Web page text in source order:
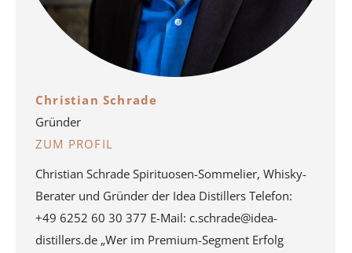
Christian Schrade
Gründer
ZUM PROFIL
Christian Schrade Spirituosen-Sommelier, Whisky-
Berater und Gründer der Idea Distillers Telefon:
+49 6252 60 30 377 E-Mail: c.schrade@idea-
distillers.de „Wer im Premium-Segment Erfolg